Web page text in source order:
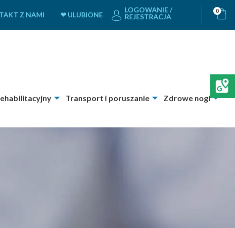
Z NAMI ❤ ULUBIONE
LOGOWANIE /
REJESTRACJA
0
Transport i poruszanie
Zdrowe nogi